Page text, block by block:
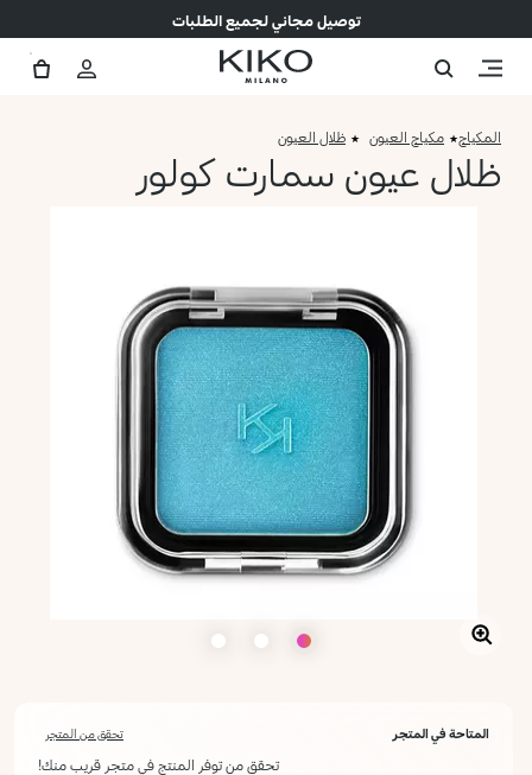
توصيل مجاني لجميع الطلبات
المكياج مكياج العيون ظلال العيون
ظلال عيون سمارت كولور
المتاحة في المتجر تحقق من المتجر
تحقق من توفر المنتج في متجر قريب منك!